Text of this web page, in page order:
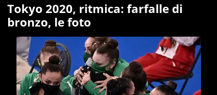
Tokyo 2020, ritmica: farfalle di
bronzo, le foto